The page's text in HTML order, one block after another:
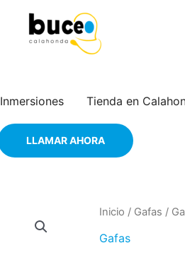
Inmersiones Tienda en
LLAMAR AHORA
Inicio / Gafas /
Gafas
Gafas
CRESSI